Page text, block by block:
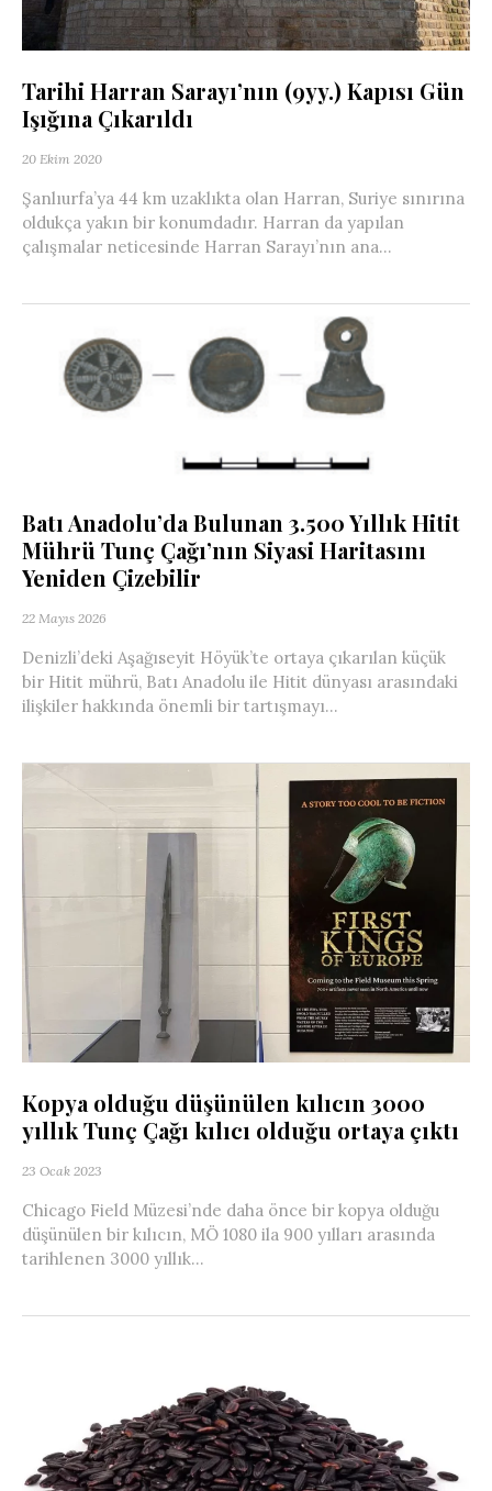
Tarihi Harran Sarayı’nın (9yy.) Kapısı Gün
Işığına Çıkarıldı
20 Ekim 2020
Şanlıurfa’ya 44 km uzaklıkta olan Harran, Suriye sınırına
oldukça yakın bir konumdadır. Harran da yapılan
çalışmalar neticesinde Harran Sarayı’nın ana...
Batı Anadolu’da Bulunan 3.500 Yıllık Hitit
Mührü Tunç Çağı’nın Siyasi Haritasını
Yeniden Çizebilir
22 Mayıs 2026
Denizli’deki Aşağıseyit Höyük’te ortaya çıkarılan küçük
bir Hitit mührü, Batı Anadolu ile Hitit dünyası arasındaki
ilişkiler hakkında önemli bir tartışmayı...
Kopya olduğu düşünülen kılıcın 3000
yıllık Tunç Çağı kılıcı olduğu ortaya çıktı
23 Ocak 2023
Chicago Field Müzesi’nde daha önce bir kopya olduğu
düşünülen bir kılıcın, MÖ 1080 ila 900 yılları arasında
tarihlenen 3000 yıllık...